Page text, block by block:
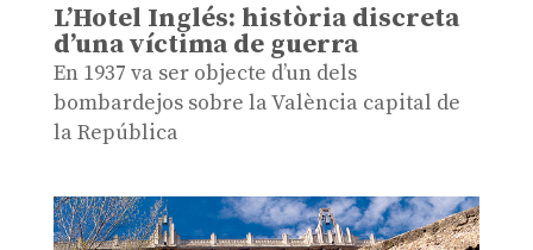
L’Hotel Inglés: història discreta
d’una víctima de guerra
En 1937 va ser objecte d’un dels
bombardejos sobre la València capital de
la República